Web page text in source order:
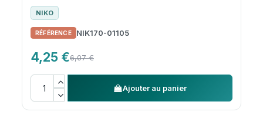
NIKO
NIK170-01105
4,25 €6,07 €
Ajouter au panier